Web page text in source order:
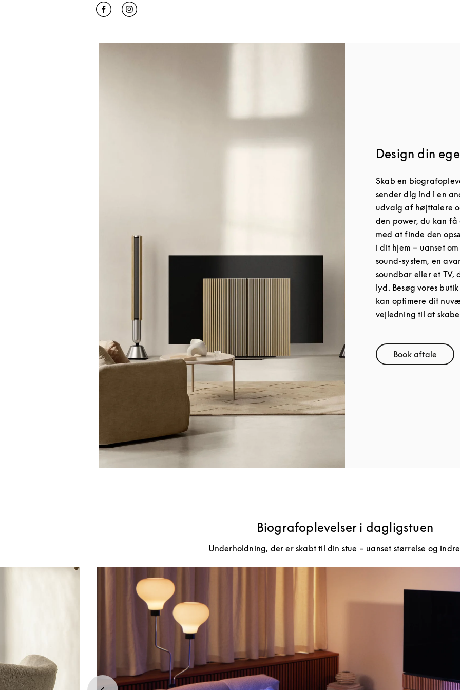
Click to open Facebook
Link Opens in New Tab
Click to open Instagram
Link Opens in New Tab
Design din
Skab en
sender dig ind i en
udvalg af højttalere
den power, du kan
med at finde den
i dit hjem – uanset
sound-system, en
soundbar eller et TV,
lyd. Besøg vores
kan optimere dit
vejledning til at
Book aftaleLink Opens
Biografoplevelser i dagligstuen
Underholdning, der er skabt til din stue – uanset størrelse og